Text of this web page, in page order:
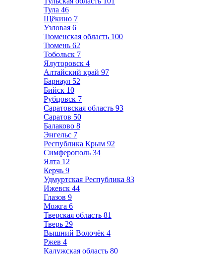
Тула 46
Щёкино 7
Узловая 6
Тюменская область 100
Тюмень 62
Тобольск 7
Ялуторовск 4
Алтайский край 97
Барнаул 52
Бийск 10
Рубцовск 7
Саратовская область 93
Саратов 50
Балаково 8
Энгельс 7
Республика Крым 92
Симферополь 34
Ялта 12
Керчь 9
Удмуртская Республика 83
Ижевск 44
Глазов 9
Можга 6
Тверская область 81
Тверь 29
Вышний Волочёк 4
Ржев 4
Калужская область 80